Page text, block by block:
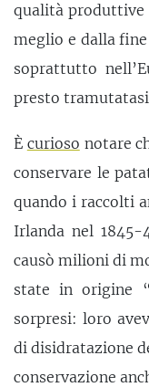
qualità produttive
meglio e dalla
soprattutto
presto
È curioso notare
conservare le
quando i raccolti
Irlanda nel
causò milioni di
state in origine
sorpresi: loro
di disidratazione
conservazione